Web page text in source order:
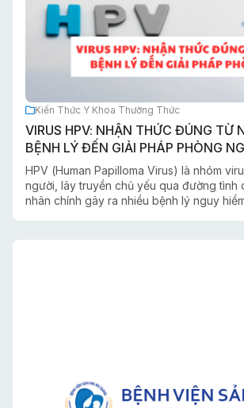
Kiến Thức Y Khoa Thường Thức
VIRUS HPV: NHẬN THỨC ĐÚNG TỪ
BỆNH LÝ ĐẾN GIẢI PHÁP PHÒNG
HPV (Human Papilloma Virus) là nhóm
người, lây truyền chủ yếu qua đường tình
nhân chính gây ra nhiều bệnh lý nguy